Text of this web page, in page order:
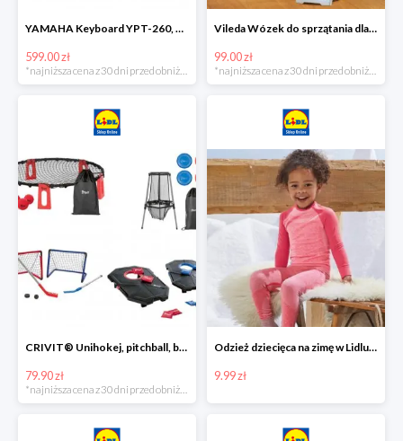
YAMAHA Keyboard YPT-260, 61 klawiszy
599.00 zł
*najniższa cena z 30 dni przed obniżką
Vileda Wózek do sprzątania dla dzieci
99.00 zł
*najniższa cena z 30 dni przed obniżką
CRIVIT® Unihokej, pitchball, bean bag lub disc golf
79.90 zł
Odzież dziecięca na zimę w Lidlu Online od 9,99 zł
9.99 zł